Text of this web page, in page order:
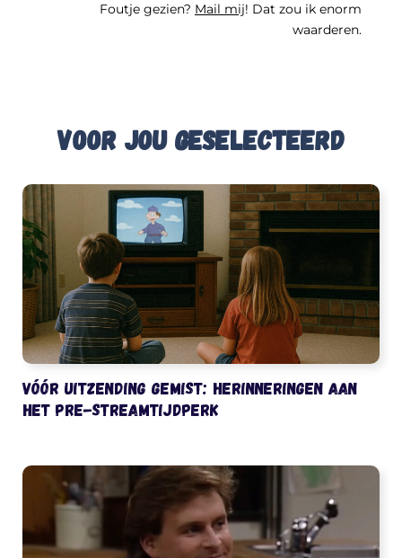
Foutje gezien? Mail mij! Dat zou ik enorm
waarderen.
Voor jou geselecteerd
Vóór uitzending gemist: herinneringen aan
het pre-streamtijdperk